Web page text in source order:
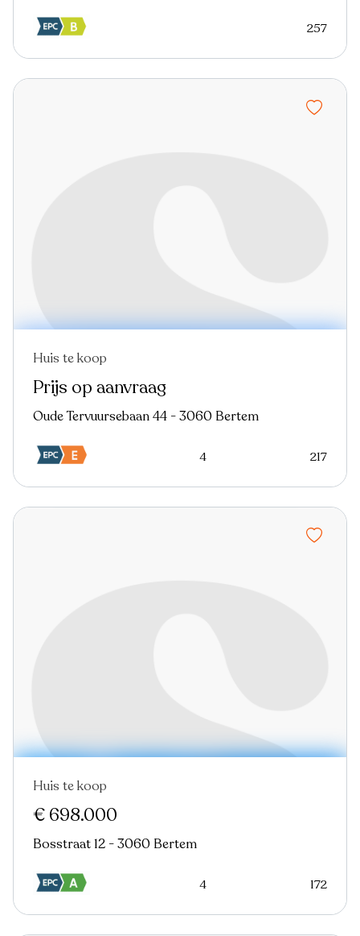
257
In optie
Huis te koop
Prijs op aanvraag
Oude Tervuursebaan 44 - 3060 Bertem
4 217
Huis te koop
€ 698.000
Bosstraat 12 - 3060 Bertem
4 172